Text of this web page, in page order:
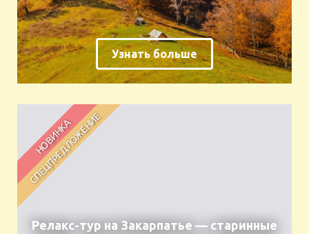
Узнать больше
Релакс-тур на Закарпатье — старинные